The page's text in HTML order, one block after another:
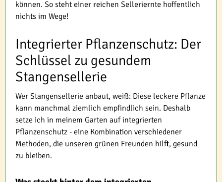
können. So steht einer reichen Selleriernte hoffentlich
nichts im Wege!
Integrierter Pflanzenschutz: Der
Schlüssel zu gesundem
Stangensellerie
Wer Stangensellerie anbaut, weiß: Diese leckere Pflanze
kann manchmal ziemlich empfindlich sein. Deshalb
setze ich in meinem Garten auf integrierten
Pflanzenschutz - eine Kombination verschiedener
Methoden, die unseren grünen Freunden hilft, gesund
zu bleiben.